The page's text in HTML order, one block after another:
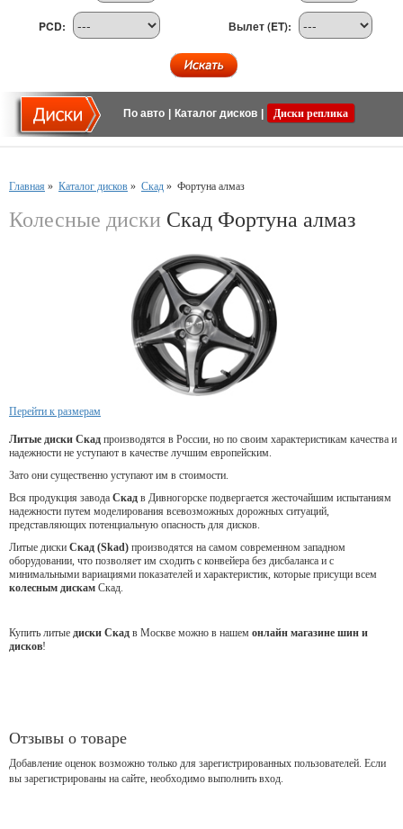
PCD: Вылет (ET):
По авто Каталог дисков Диски реплика
Главная » Каталог дисков » Скад » Фортуна алмаз
Колесные диски Скад Фортуна алмаз
Перейти к размерам
Литые диски Скад производятся в России, но по своим характеристикам качества и
надежности не уступают в качестве лучшим европейским.
Зато они существенно уступают им в стоимости.
Вся продукция завода Скад в Дивногорске подвергается жесточайшим испытаниям
надежности путем моделирования всевозможных дорожных ситуаций,
представляющих потенциальную опасность для дисков.
Литые диски Скад (Skad) производятся на самом современном западном
оборудовании, что позволяет им сходить с конвейера без дисбаланса и с
минимальными вариациями показателей и характеристик, которые присущи всем
колесным дискам Скад.
Купить литые диски Скад в Москве можно в нашем онлайн магазине шин и
дисков!
Отзывы о товаре
Добавление оценок возможно только для зарегистрированных пользователей. Если
вы зарегистрированы на сайте, необходимо выполнить вход.